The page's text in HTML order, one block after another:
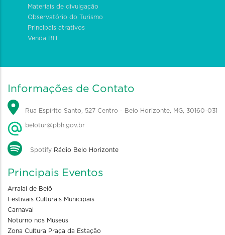
Materiais de divulgação
Observatório do Turismo
Principais atrativos
Venda BH
Informações de Contato
Rua Espírito Santo, 527 Centro - Belo Horizonte, MG, 30160-031
belotur@pbh.gov.br
Spotify Rádio Belo Horizonte
Principais Eventos
Arraial de Belô
Festivais Culturais Municipais
Carnaval
Noturno nos Museus
Zona Cultura Praça da Estação